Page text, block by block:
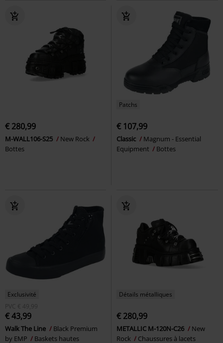
€ 280,99
M-WALL106-S25
New Rock
Bottes
Patchs
€ 107,99
Classic
Magnum - Essential
Equipment
Bottes
Exclusivité
PVC € 49,99
€ 43,99
Walk The Line
Black Premium
by EMP
Baskets hautes
Détails métalliques
€ 280,99
METALLIC M-120N-C26
New
Rock
Chaussures à lacets